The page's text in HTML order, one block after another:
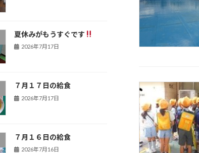
夏休みがもうすぐです
2026年7月17日
７月１７日の給食
2026年7月17日
７月１６日の給食
2026年7月16日